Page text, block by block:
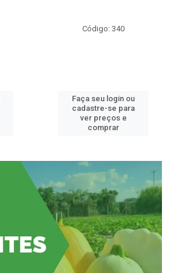
Código: 340
Faça seu login ou
cadastre-se para
ver preços e
comprar